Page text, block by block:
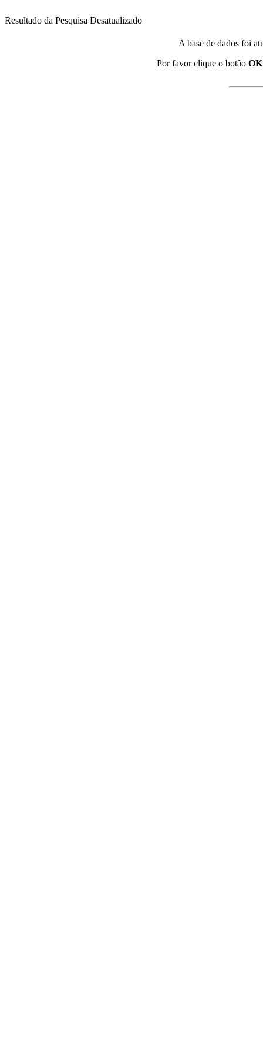
Resultado da Pesquisa Desatualizado
A base de dados foi
Por favor clique o botão OK